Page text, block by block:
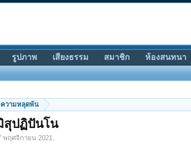
ความหลุดพ้น
สุปฏิปันโน
พฤศจิกายน 2021.
รูปภาพ เสียงธรรม สมาชิก ห้องสนทนา